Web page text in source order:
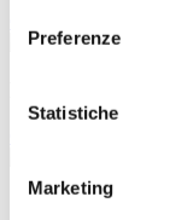
Preferenze
Statistiche
Marketing
Casa